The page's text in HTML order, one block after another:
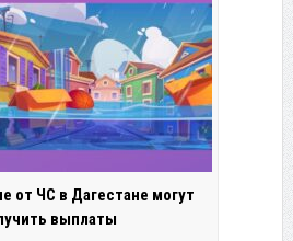
от ЧС в Дагестане могут
выплаты